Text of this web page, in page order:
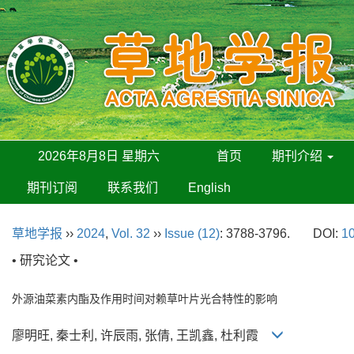
2026年8月8日 星期六 首页 期刊介绍
期刊订阅 联系我们 English
草地学报 ›› 2024, Vol. 32 ›› Issue (12): 3788-3796. DOI:
• 研究论文 •
外源油菜素内酯及作用时间对赖草叶片光合特性的影响
廖明旺, 秦士利, 许辰雨, 张倩, 王凯鑫, 杜利霞